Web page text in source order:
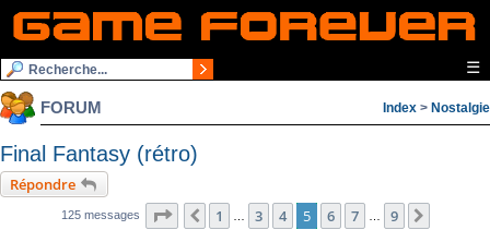
☰
FORUM Index > Nostalgie
Final Fantasy (rétro)
Répondre
125 messages Page sur
Précédente
1 … 3 4 5 6 7 … 9